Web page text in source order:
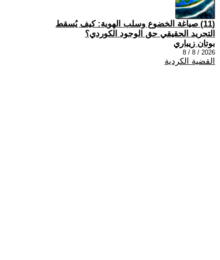
(11) صياغة الخضوع وسلب الهوية: كيف يُسقط
التجريد الحقيقي حق الوجود الكوردي؟
بوتان زيباري
2026 / 8 / 8
القضية الكردية